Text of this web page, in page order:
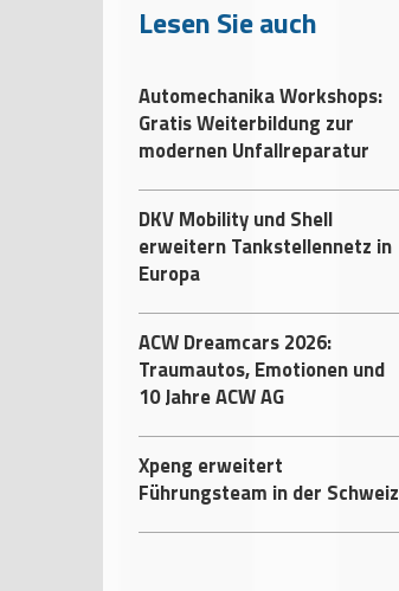
Lesen Sie auch
Automechanika Workshops:
Gratis Weiterbildung zur
modernen Unfallreparatur
DKV Mobility und Shell
erweitern Tankstellennetz in
Europa
ACW Dreamcars 2026:
Traumautos, Emotionen und
10 Jahre ACW AG
Xpeng erweitert
Führungsteam in der Schweiz